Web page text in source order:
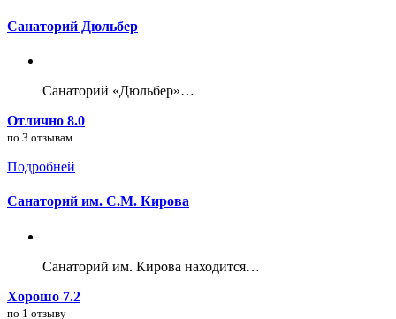
Санаторий Дюльбер
Санаторий «Дюльбер»…
Отлично 8.0
по 3 отзывам
Подробней
Санаторий им. С.М. Кирова
Санаторий им. Кирова находится…
Хорошо 7.2
по 1 отзыву